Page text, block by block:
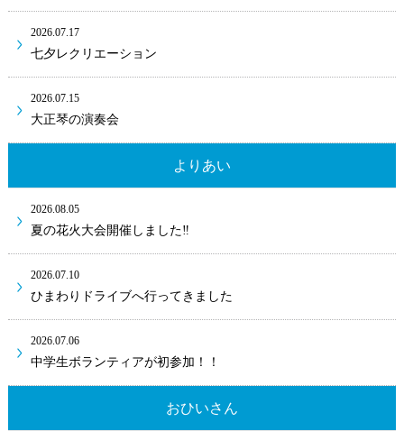
2026.07.17
七夕レクリエーション
2026.07.15
大正琴の演奏会
よりあい
2026.08.05
夏の花火大会開催しました‼
2026.07.10
ひまわりドライブへ行ってきました
2026.07.06
中学生ボランティアが初参加！！
おひいさん